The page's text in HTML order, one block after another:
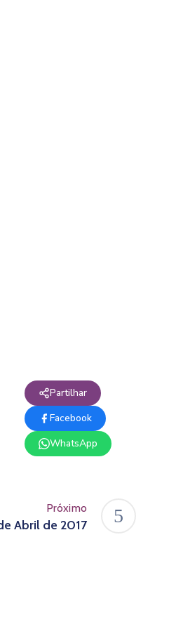
Partilhar
Facebook
WhatsApp
Próximo
Abril de 2017